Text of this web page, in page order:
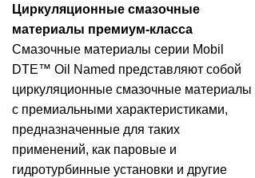
Циркуляционные смазочные
материалы премиум-класса
Смазочные материалы серии Mobil
DTE™ Oil Named представляют собой
циркуляционные смазочные материалы
с премиальными характеристиками,
предназначенные для таких
применений, как паровые и
гидротурбинные установки и другие